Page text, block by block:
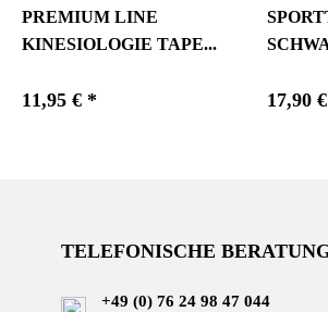
PREMIUM LINE
KINESIOLOGIE TAPE...
11,95 € * 17,90
TELEFONISCHE
+49 (0) 76 24 98 47 044